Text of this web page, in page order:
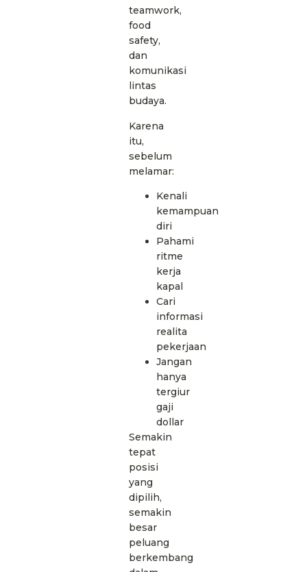
teamwork,
food
safety,
dan
komunikasi
lintas
budaya.
Karena
itu,
sebelum
melamar:
Kenali
kemampuan
diri
Pahami
ritme
kerja
kapal
Cari
informasi
realita
pekerjaan
Jangan
hanya
tergiur
gaji
dollar
Semakin
tepat
posisi
yang
dipilih,
semakin
besar
peluang
berkembang